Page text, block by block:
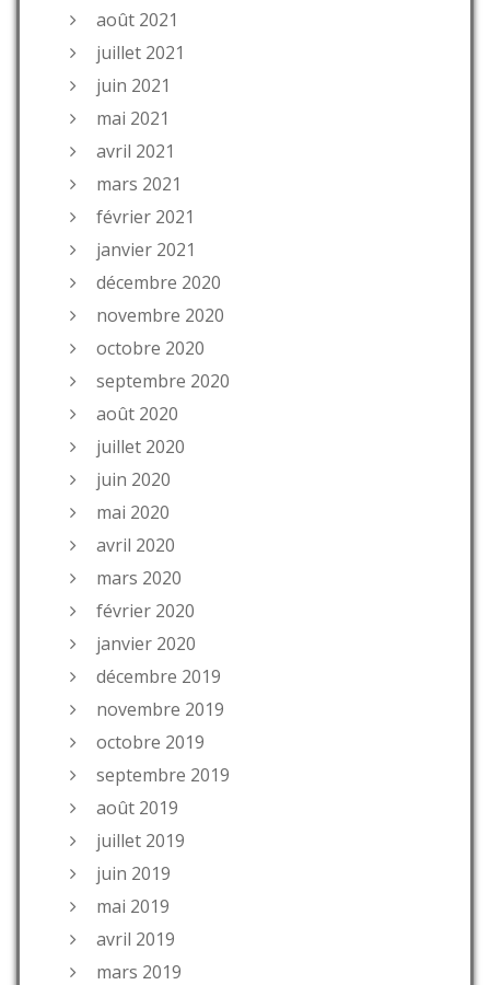
août 2021
juillet 2021
juin 2021
mai 2021
avril 2021
mars 2021
février 2021
janvier 2021
décembre 2020
novembre 2020
octobre 2020
septembre 2020
août 2020
juillet 2020
juin 2020
mai 2020
avril 2020
mars 2020
février 2020
janvier 2020
décembre 2019
novembre 2019
octobre 2019
septembre 2019
août 2019
juillet 2019
juin 2019
mai 2019
avril 2019
mars 2019